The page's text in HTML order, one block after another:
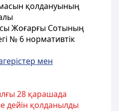
қолдануының
Жоғарғы Сотының
№ 6 нормативтік
мен
28 қарашада
дейін қолданылды